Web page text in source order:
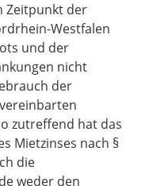
Zeitpunkt der
Westfalen
und der
nicht
der
zutreffend hat das
Mietzinses nach §
die
weder den